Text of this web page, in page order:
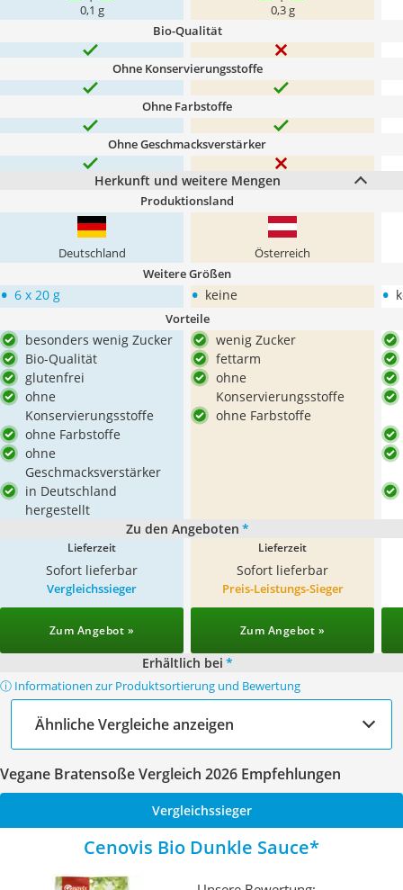
0,1 g 0,3 g
Bio-Qualität
Ohne Konservierungsstoffe
Ohne Farbstoffe
Ohne Geschmacksverstärker
Herkunft und weitere Mengen
Produktionsland
Deutschland Österreich
Weitere Größen
• 6 x 20 g • keine •
Vorteile
besonders wenig Zucker
Bio-Qualität
glutenfrei
ohne
Konservierungsstoffe
ohne Farbstoffe
ohne
Geschmacksverstärker
in Deutschland
hergestellt
wenig Zucker
fettarm
ohne
Konservierungsstoffe
ohne Farbstoffe
Zu den Angeboten *
Lieferzeit
Sofort lieferbar
Lieferzeit
Sofort lieferbar
Vergleichssieger
Zum Angebot »
Preis-Leistungs-Sieger
Zum Angebot »
Erhältlich bei *
ⓘ Informationen zur Produktsortierung und Bewertung
Ähnliche Vergleiche anzeigen
Vegane Bratensoße Vergleich 2026 Empfehlungen
Vergleichssieger
Cenovis Bio Dunkle Sauce